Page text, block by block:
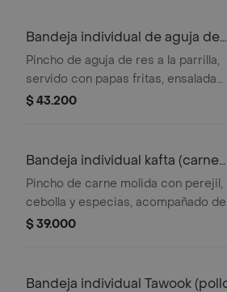
Bandeja individual de aguja de
res
Pincho de aguja de res a la parrilla,
servido con papas fritas, ensalada
fresca y pan pita.
$ 43.200
Bandeja individual kafta (carne
molida)
Pincho de carne molida con perejil,
cebolla y especias, acompañado de
papas fritas y ensalada tabule.
$ 39.000
Bandeja individual Tawook